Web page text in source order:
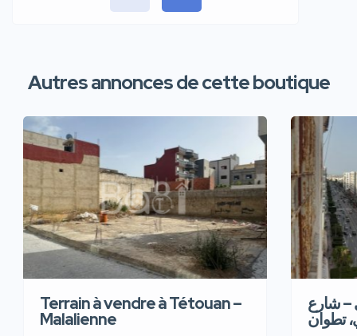
Autres annonces de cette boutique
Terrain à vendre à Tétouan –
Malalienne
– شارع
تطوان